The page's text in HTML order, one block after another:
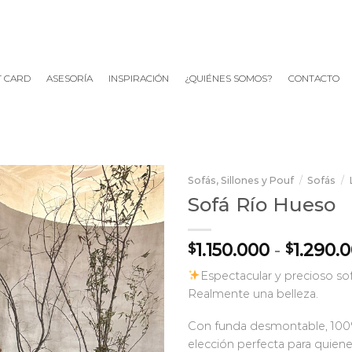
CARD ASESORÍA INSPIRACIÓN ¿QUIÉNES SOMOS? CONTACTO
Sofás, Sillones y Pouf / Sofás /
Sofá Río Hueso
$1.150.000 - $
Espectacular y precioso
Realmente una belleza.
Con funda desmontable,
elección perfecta para